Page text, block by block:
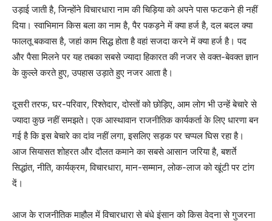
‌उड़ाई जाती है, जिन्होंने विचारधारा नाम की चिड़िया को अपने पास फटकने ही नहीं
दिया। स्वाभिमान किस बला का नाम है, पैर पकड़ने में क्या हर्ज है, दल बदल क्या
फालतू बकवास है, जहां काम सिद्ध होता है वहां सजदा करने ‌में क्या हर्ज है। पद
और पैसा मिलने पर यह तबका सबसे ज्यादा हिकारत की नजर से वक्त-बेवक्त ज्ञान
के कुल्ले करते‌ हुए, उपहास उड़ाते हुए नजर आता है।
दूसरी तरफ, घर-परिवार, रिश्तेदार, दोस्तों को छोड़िए, आम लोग भी उन्हें बेचारे से
ज्यादा कुछ नहीं समझते। एक आस्थावान राजनीतिक कार्यकर्ता के लिए धारणा बन
गई है कि इस बेचारे का दांव नहीं लगा, इसलिए सड़क पर चप्पल ‌घिस रहा‌ है।
आज सियासत शोहरत और दौलत कमाने का सबसे आसान जरिया है, बशर्ते
सिद्धांत, नीति, कार्यक्रम, विचारधारा, मान-सम्मान, लोक-लाज‌ को खूंटी पर टांग
दें।
आज के राजनीतिक माहौल में ‌विचारधारा से बंधे इंसान को किस वेदना से गुजरना